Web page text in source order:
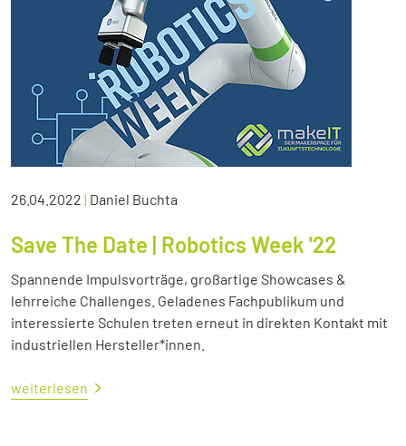
26.04.2022 | Daniel Buchta
Save The Date | Robotics Week '22
Spannende Impulsvorträge, großartige Showcases &
lehrreiche Challenges. Geladenes Fachpublikum und
interessierte Schulen treten erneut in direkten Kontakt mit
industriellen Hersteller*innen.
weiterlesen